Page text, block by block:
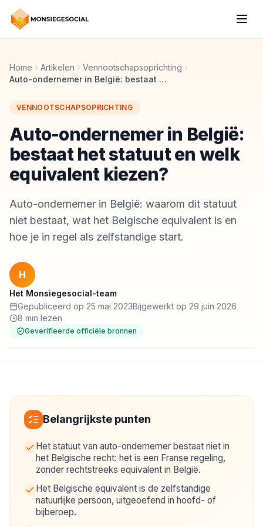
Home Artikelen
Vennootschapsoprichting
Auto-ondernemer in België: bestaat het statuut en welk equivalent kiezen?
VENNOOTSCHAPSOPRICHTING
Auto-ondernemer in België:
bestaat het statuut en welk
equivalent kiezen?
Auto-ondernemer in België: waarom dit statuut
niet bestaat, wat het Belgische equivalent is en
hoe je in regel als zelfstandige start.
H
Het Monsiegesocial-team
Gepubliceerd op 25 mai 2023Bijgewerkt op 29 juin 2026
8 min lezen
Geverifieerde officiële bronnen
Belangrijkste punten
Het statuut van auto-ondernemer bestaat niet in
het Belgische recht: het is een Franse regeling,
zonder rechtstreeks equivalent in België.
Het Belgische equivalent is de zelfstandige
natuurlijke persoon, uitgeoefend in hoofd- of
bijberoep.